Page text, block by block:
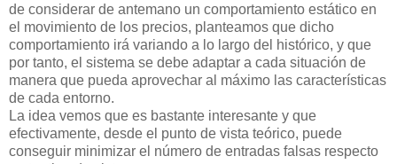
de considerar de antemano un comportamiento estático en
el movimiento de los precios, planteamos que dicho
comportamiento irá variando a lo largo del histórico, y que
por tanto, el sistema se debe adaptar a cada situación de
manera que pueda aprovechar al máximo las características
de cada entorno.
La idea vemos que es bastante interesante y que
efectivamente, desde el punto de vista teórico, puede
conseguir minimizar el número de entradas falsas respecto